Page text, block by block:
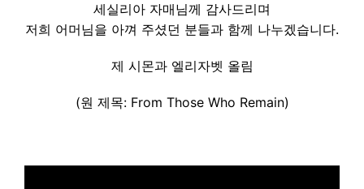
세실리아 자매님께 감사드리며
저희 어머님을 아껴 주셨던 분들과 함께 나누겠습니다.
제 시몬과 엘리자벳 올림
(원 제목: From Those Who Remain)